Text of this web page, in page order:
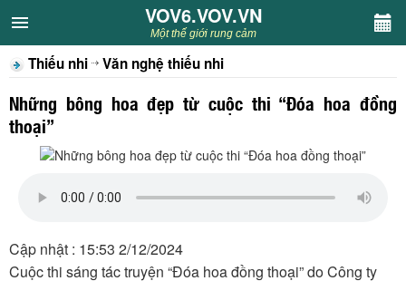
VOV6.VOV.VN
CHUYÊN MỤC
Khách VOV6
Văn học
Sân khấu
VOV6.VOV.VN
Một thế giới rung cảm
Thiếu nhi Văn nghệ thiếu nhi
Những bông hoa đẹp từ cuộc thi “Đóa hoa đồng
thoại”
Cập nhật : 15:53 2/12/2024
Cuộc thi sáng tác truyện “Đóa hoa đồng thoại” do Công ty